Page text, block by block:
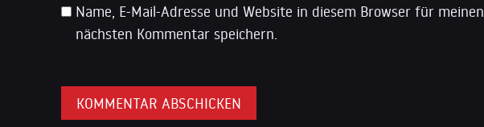
Name, E-Mail-Adresse und Website in diesem Browser für meinen
nächsten Kommentar speichern.